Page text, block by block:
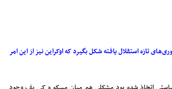
تازه استقلال یافته شکل بگیرد که اوکراین نیز از این امر